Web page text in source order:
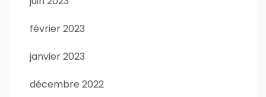
février 2023
janvier 2023
décembre 2022